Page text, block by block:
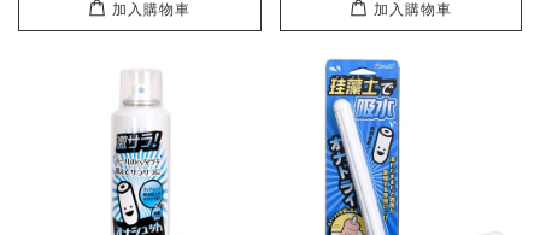
加入購物車 加入購物車